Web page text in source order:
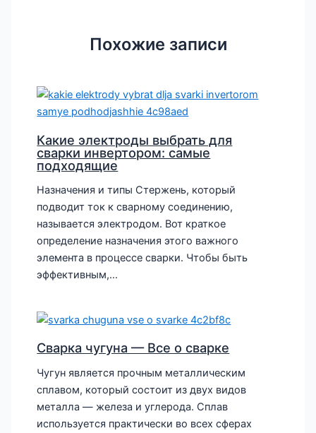
Похожие записи
Какие электроды выбрать для
сварки инвертором: самые
подходящие
Назначения и типы Стержень, который
подводит ток к сварному соединению,
называется электродом. Вот краткое
определение назначения этого важного
элемента в процессе сварки. Чтобы быть
эффективным,…
Сварка чугуна — Все о сварке
Чугун является прочным металлическим
сплавом, который состоит из двух видов
металла — железа и углерода. Сплав
используется практически во всех сферах